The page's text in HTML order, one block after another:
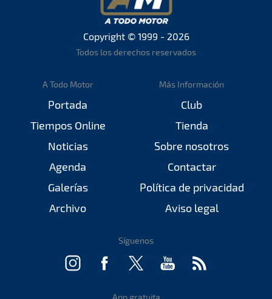
Copyright © 1999 - 2026
Todos los derechos reservados
A Todo Motor
Portada
Tiempos Online
Noticias
Agenda
Galerías
Archivo
Más Información
Club
Tienda
Sobre nosotros
Contactar
Política de privacidad
Aviso legal
Síguenos
App gratuita